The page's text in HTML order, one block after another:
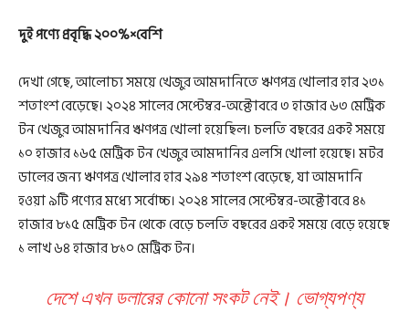
দুই পণ্যে প্রবৃদ্ধি ২০০%×বেশি
দেখা গেছে, আলোচ্য সময়ে খেজুর আমদানিতে ঋণপত্র খোলার হার ২৩১
শতাংশ বেড়েছে। ২০২৪ সালের সেপ্টেম্বর-অক্টোবরে ৩ হাজার ৬৩ মেট্রিক
টন খেজুর আমদানির ঋণপত্র খোলা হয়েছিল। চলতি বছরের একই সময়ে
১০ হাজার ১৬৫ মেট্রিক টন খেজুর আমদানির এলসি খোলা হয়েছে। মটর
ডালের জন্য ঋণপত্র খোলার হার ২৯৪ শতাংশ বেড়েছে, যা আমদানি
হওয়া ৯টি পণ্যের মধ্যে সর্বোচ্চ। ২০২৪ সালের সেপ্টেম্বর-অক্টোবরে ৪১
হাজার ৮১৫ মেট্রিক টন থেকে বেড়ে চলতি বছরের একই সময়ে বেড়ে হয়েছে
১ লাখ ৬৪ হাজার ৮১০ মেট্রিক টন।
দেশে এখন ডলারের কোনো সংকট নেই। ভোগ্যপণ্য